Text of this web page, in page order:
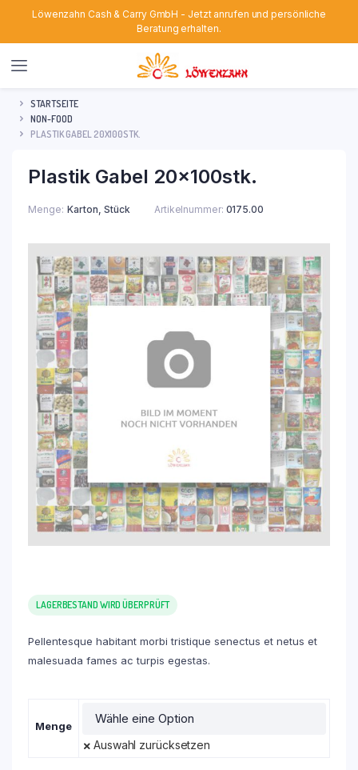
Löwenzahn Cash & Carry GmbH - Jetzt anrufen und persönliche
Beratung erhalten.
STARTSEITE
NON-FOOD
PLASTIK GABEL 20X100STK.
Plastik Gabel 20x100stk.
Menge Karton, Stück Artikelnummer: 0175.00
LAGERBESTAND WIRD ÜBERPRÜFT
Pellentesque habitant morbi tristique senectus et netus et
malesuada fames ac turpis egestas.
Menge
Auswahl zurücksetzen